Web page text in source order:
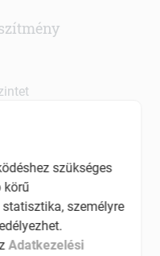
szükséges
körű
személyre
Adatkezelési